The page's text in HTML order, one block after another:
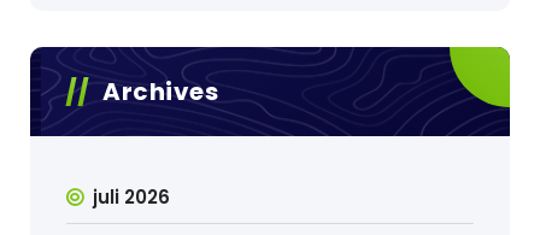
Archives
juli 2026